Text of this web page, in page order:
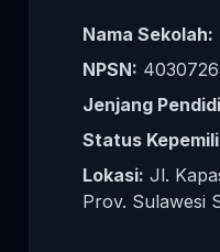
Nama Sekolah:
NPSN:
Jenjang
Status
Lokasi: Jl.
Prov. Sulawesi